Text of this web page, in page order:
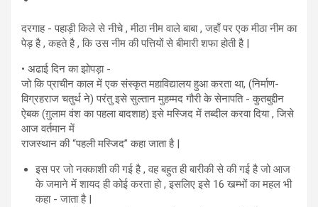
दरगाह - पहाड़ी किले से नीचे , मीठा नीम वाले बाबा , जहाँ पर एक मीठा नीम का
पेड़ है , कहते है , कि उस नीम की पत्तियों से बीमारी शफा होती है |
• अढाई दिन का झोपड़ा -
जो कि प्राचीन काल में एक संस्कृत महाविद्यालय हुआ करता था, (निर्माण-
विग्रहराज चतुर्थ ने) परंतु इसे सुल्तान मुहम्मद गौरी के सेनापति - कुतबुद्दीन
ऐबक (ग़ुलाम वंश का पहला बादशाह) इसे मस्जिद में तब्दील करवा दिया , जिसे
आज वर्तमान में
राजस्थान की “पहली मस्जिद” कहा जाता है |
इस पर जो नक्काशी की गई है , वह बहुत ही बारीकी से की गई है जो आज
के जमाने में शायद ही कोई करता हो , इसलिए इसे 16 खम्भों का महल भी
कहा - जाता है |